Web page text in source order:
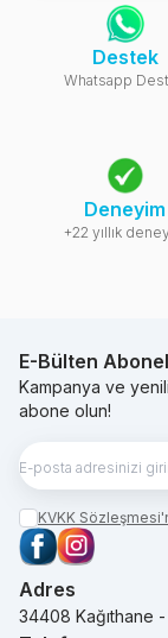
Destek
Whatsapp
Deneyim
+22 yıllık
E-Bülten
Kampanya ve
abone olun!
KVKK
Facebook
Instagram
Adres
34408 Kağıthane -